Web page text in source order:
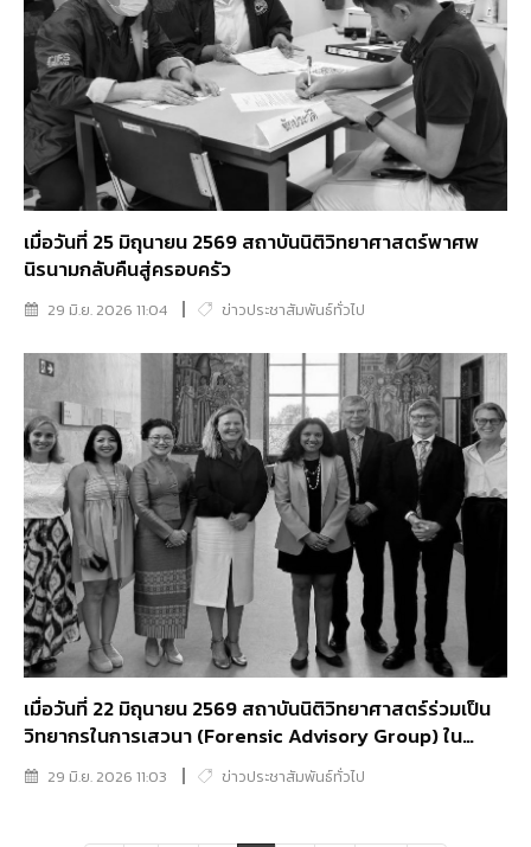
เมื่อวันที่ 25 มิถุนายน 2569 สถาบันนิติวิทยาศาสตร์พาศพ
นิรนามกลับคืนสู่ครอบครัว
29 มิ.ย. 2026 11:04 ข่าวประชาสัมพันธ์ทั่วไป
เมื่อวันที่ 22 มิถุนายน 2569 สถาบันนิติวิทยาศาสตร์ร่วมเป็น
วิทยากรในการเสวนา (Forensic Advisory Group) ใน
กิจกรรมคู่ขนานของการประชุมคณะมนตรีสิทธิมนุษยชนแห่ง
สหประชาชาติ
29 มิ.ย. 2026 11:03 ข่าวประชาสัมพันธ์ทั่วไป